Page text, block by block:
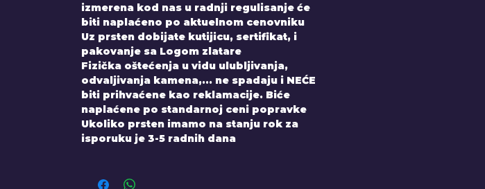
izmerena kod nas u radnji regulisanje će
biti naplaćeno po aktuelnom cenovniku
Uz prsten dobijate kutijicu, sertifikat, i
pakovanje sa Logom zlatare
Fizička oštećenja u vidu ulubljivanja,
odvaljivanja kamena,... ne spadaju i NEĆE
biti prihvaćene kao reklamacije. Biće
naplaćene po standarnoj ceni popravke
Ukoliko prsten imamo na stanju rok za
isporuku je 3-5 radnih dana